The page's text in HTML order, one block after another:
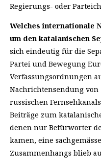
Regierungs- oder
Welches internationale
um den katalanischen
sich eindeutig für die
Partei und Bewegung
Verfassungsordnungen
Nachrichtensendung von
russischen
Beiträge zum
denen nur Befürworter
kamen, eine
Zusammenhangs blieb